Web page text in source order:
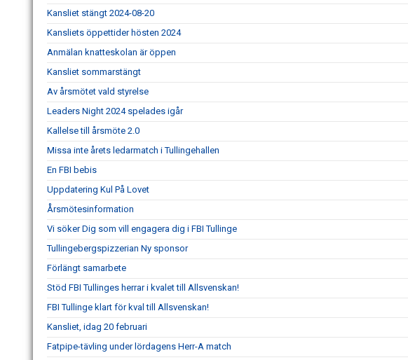
Kansliet stängt 2024-08-20
Kansliets öppettider hösten 2024
Anmälan knatteskolan är öppen
Kansliet sommarstängt
Av årsmötet vald styrelse
Leaders Night 2024 spelades igår
Kallelse till årsmöte 2.0
Missa inte årets ledarmatch i Tullingehallen
En FBI bebis
Uppdatering Kul På Lovet
Årsmötesinformation
Vi söker Dig som vill engagera dig i FBI Tullinge
Tullingebergspizzerian Ny sponsor
Förlängt samarbete
Stöd FBI Tullinges herrar i kvalet till Allsvenskan!
FBI Tullinge klart för kval till Allsvenskan!
Kansliet, idag 20 februari
Fatpipe-tävling under lördagens Herr-A match